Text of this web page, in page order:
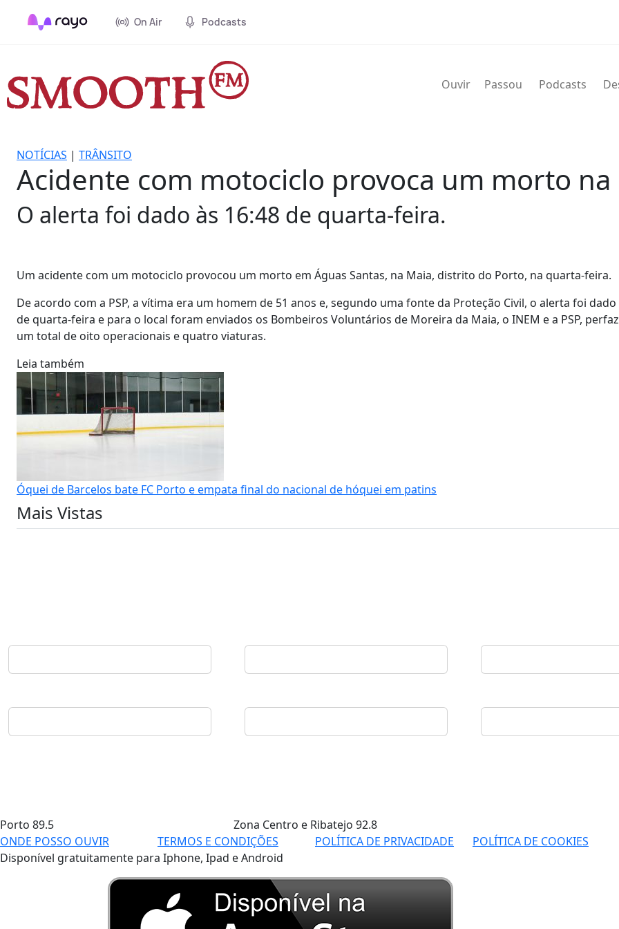
On Air Podcasts
Ouvir Passou Podcasts
NOTÍCIAS | TRÂNSITO
Acidente com motociclo provoca um morto na
O alerta foi dado às 16:48 de quarta-feira.
Um acidente com um motociclo provocou um morto em Águas Santas, na Maia, distrito do Porto, na quarta-feira.
De acordo com a PSP, a vítima era um homem de 51 anos e, segundo uma fonte da Proteção Civil, o alerta foi dado
de quarta-feira e para o local foram enviados os Bombeiros Voluntários de Moreira da Maia, o INEM e a PSP,
um total de oito operacionais e quatro viaturas.
Leia também
Óquei de Barcelos bate FC Porto e empata final do nacional de hóquei em patins
Mais Vistas
Porto 89.5 Zona Centro e Ribatejo 92.8
ONDE POSSO OUVIR
TERMOS E CONDIÇÕES POLÍTICA DE PRIVACIDADE POLÍTICA DE COOKIES
Disponível gratuitamente para Iphone, Ipad e Android